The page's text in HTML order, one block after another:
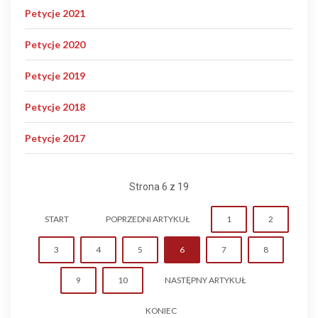
Petycje 2021
Petycje 2020
Petycje 2019
Petycje 2018
Petycje 2017
Strona 6 z 19
START POPRZEDNI ARTYKUŁ 1 2
3 4 5 6 7 8
9 10 NASTĘPNY ARTYKUŁ
KONIEC